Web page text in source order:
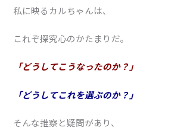
私に映るカルちゃんは、
これぞ探究心のかたまりだ。
「どうしてこうなったのか？」
「どうしてこれを選ぶのか？」
そんな推察と疑問があり、